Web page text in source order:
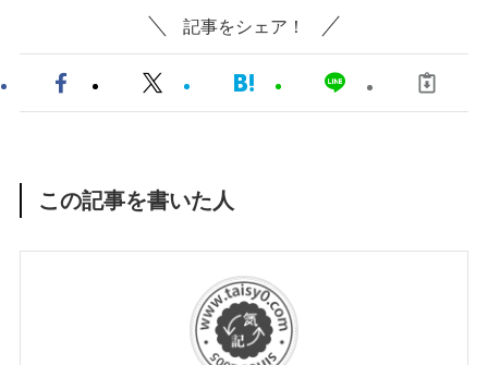
記事をシェア！
この記事を書いた人